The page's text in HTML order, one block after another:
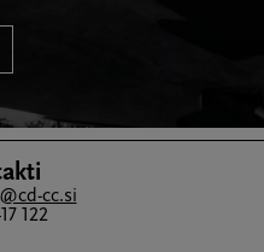
cc.si
122